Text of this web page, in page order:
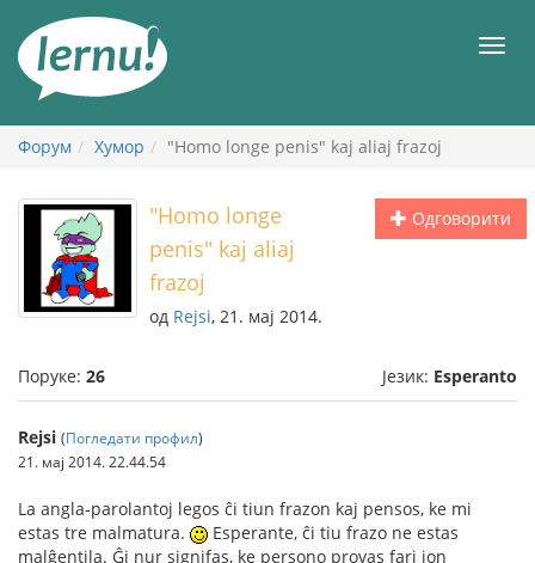
садржају
Форум Хумор "Homo longe penis" kaj aliaj frazoj
Одговорити
"Homo longe
penis" kaj aliaj
frazoj
од Rejsi, 21. мај 2014.
Поруке: 26 Језик: Esperanto
Rejsi (Погледати профил)
21. мај 2014. 22.44.54
La angla-parolantoj legos ĉi tiun frazon kaj pensos, ke mi
estas tre malmatura.
Esperante, ĉi tiu frazo ne estas
malĝentila. Ĝi nur signifas, ke persono provas fari ion